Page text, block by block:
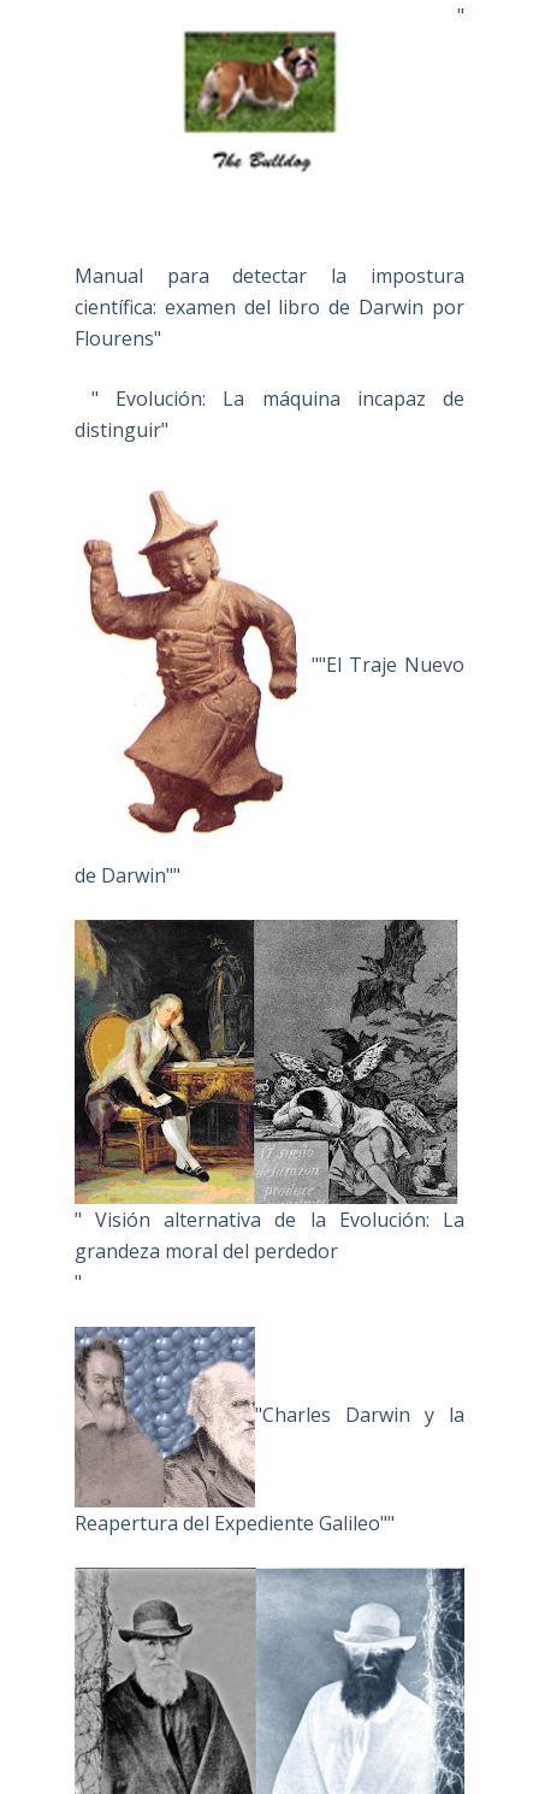
"
Manual para detectar la impostura
científica: examen del libro de Darwin por
Flourens"
" Evolución: La máquina incapaz de
distinguir"
""El Traje Nuevo
de Darwin""
" Visión alternativa de la Evolución: La
grandeza moral del perdedor
"
"Charles Darwin y la
Reapertura del Expediente Galileo""